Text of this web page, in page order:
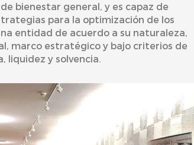
bienestar general, y es capaz de
para la optimización de los
entidad de acuerdo a su naturaleza,
marco estratégico y bajo criterios de
liquidez y solvencia.